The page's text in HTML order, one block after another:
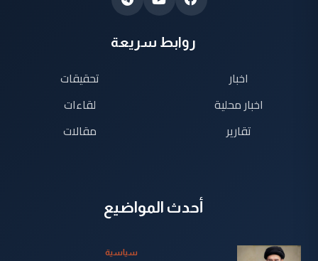
روابط سريعة
اخبار
اخبار محلية
تقارير
تحقيقات
لقاءات
مقالات
أحدث المواضيع
سياسية